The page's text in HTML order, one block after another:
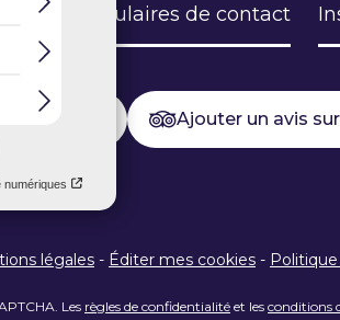
Formulaires de contact
sur Google Ajouter un avis
légales - Éditer mes cookies -
Les règles de confidentialité et les conditions